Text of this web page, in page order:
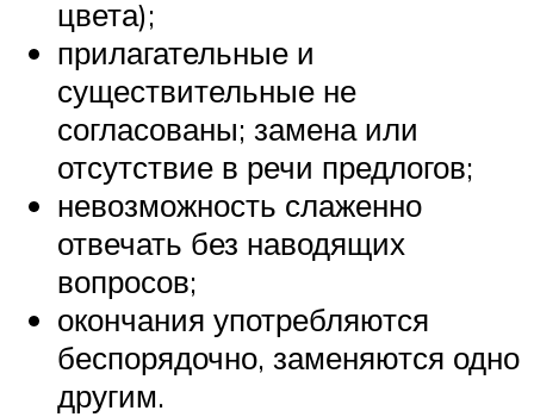
цвета);
прилагательные и
существительные не
согласованы; замена или
отсутствие в речи предлогов;
невозможность слаженно
отвечать без наводящих
вопросов;
окончания употребляются
беспорядочно, заменяются одно
другим.